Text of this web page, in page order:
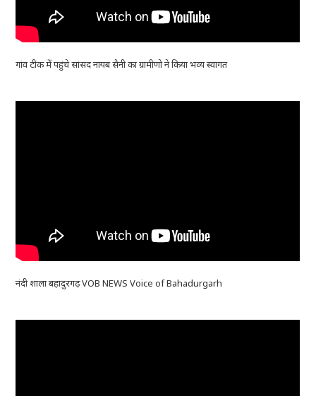
गांव टीक में पहुंचे सांसद नायब सैनी का ग्रामीणो ने किया भव्य स्वागत
नंदी शाला बहादुरगढ़ VOB NEWS Voice of Bahadurgarh